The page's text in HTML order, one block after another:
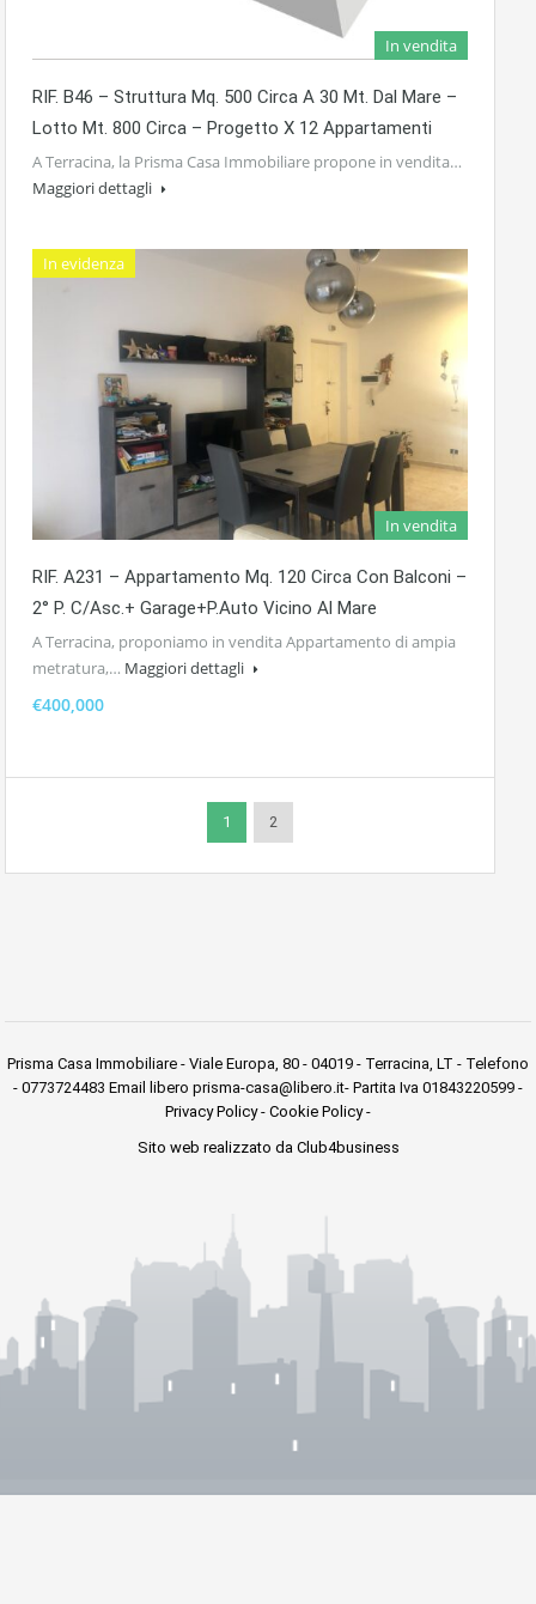
In vendita
RIF. B46 – Struttura Mq. 500 Circa A 30 Mt. Dal Mare –
Lotto Mt. 800 Circa – Progetto X 12 Appartamenti
A Terracina, la Prisma Casa Immobiliare propone in vendita…
Maggiori dettagli
In evidenza
In vendita
RIF. A231 – Appartamento Mq. 120 Circa Con Balconi –
2° P. C/asc.+ Garage+p.auto Vicino Al Mare
A Terracina, proponiamo in vendita Appartamento di ampia
metratura,… Maggiori dettagli
€400,000
1 2
Prisma Casa Immobiliare - Viale Europa, 80 - 04019 - Terracina, LT - Telefono
- 0773724483 Email libero prisma-casa@libero.it- Partita Iva 01843220599 -
Privacy Policy- Cookie Policy-
Sito web realizzato da Club4business